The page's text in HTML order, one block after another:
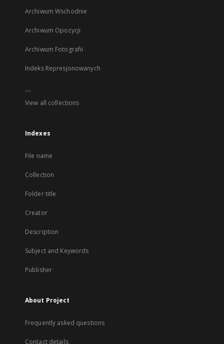
Archiwum Wschodnie
Archiwum Opozycji
Archiwum Fotografii
Indeks Represjonowanych
...
View all collections
Indexes
File name
Collection
Folder title
Creator
Description
Subject and Keywords
Publisher
About Project
Frequently asked questions
Contact details